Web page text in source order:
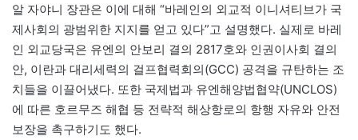
알 자야니 장관은 이에 대해 “바레인의 외교적 이니셔티브가 국
제사회의 광범위한 지지를 얻고 있다”고 설명했다. 실제로 바레
인 외교당국은 유엔의 안보리 결의 2817호와 인권이사회 결의
안, 이란과 대리세력의 걸프협력회의(GCC) 공격을 규탄하는 조
치들을 이끌어냈다. 또한 국제법과 유엔해양법협약(UNCLOS)
에 따른 호르무즈 해협 등 전략적 해상항로의 항행 자유와 안전
보장을 촉구하기도 했다.